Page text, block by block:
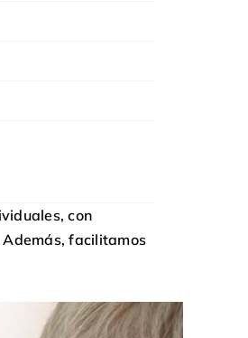
con
Además, facilitamos